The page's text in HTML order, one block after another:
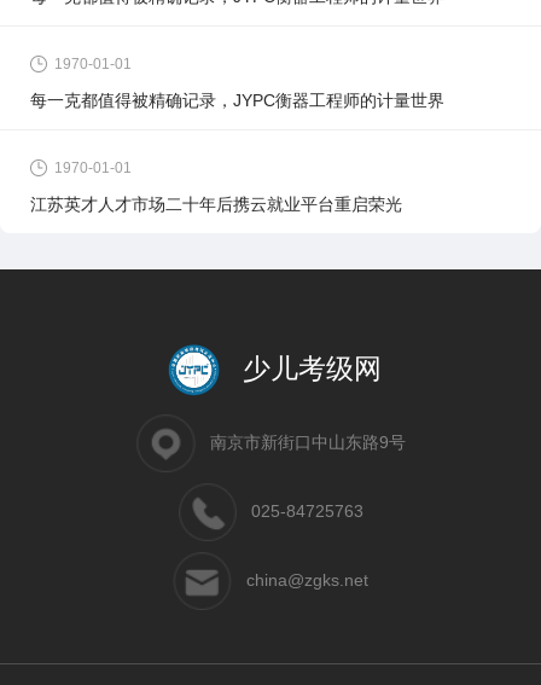
1970-01-01
每一克都值得被精确记录，JYPC衡器工程师的计量世界
1970-01-01
江苏英才人才市场二十年后携云就业平台重启荣光
少儿考级网
南京市新街口中山东路9号
025-84725763
china@zgks.net